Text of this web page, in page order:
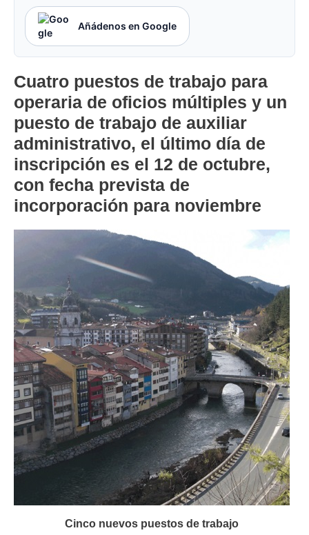
Añádenos en Google
Cuatro puestos de trabajo para
operaria de oficios múltiples y un
puesto de trabajo de auxiliar
administrativo, el último día de
inscripción es el 12 de octubre,
con fecha prevista de
incorporación para noviembre
Cinco nuevos puestos de trabajo